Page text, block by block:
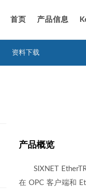
首页 产品信息
资料下载
产品概览
SIXNET
在 OPC 客户端和